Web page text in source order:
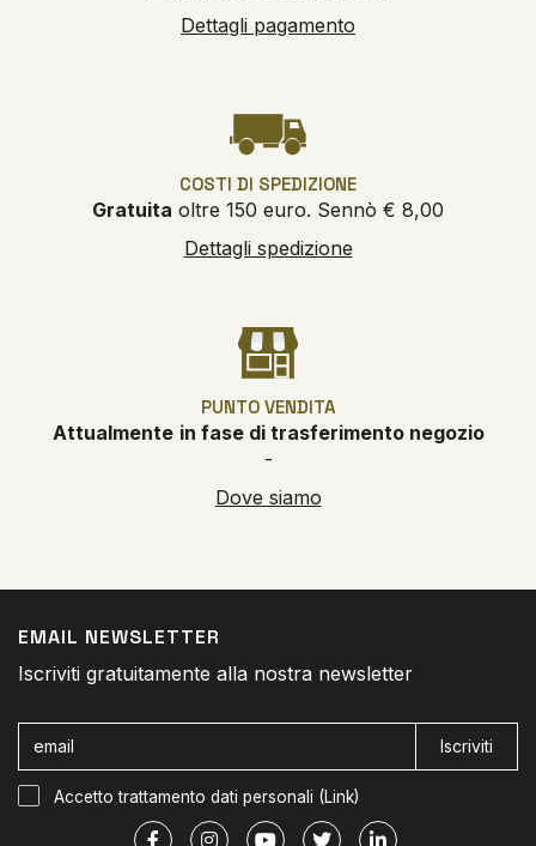
Dettagli pagamento
COSTI DI SPEDIZIONE
Gratuita oltre 150 euro. Sennò € 8,00
Dettagli spedizione
PUNTO VENDITA
Attualmente in fase di trasferimento negozio
-
Dove siamo
EMAIL NEWSLETTER
Iscriviti gratuitamente alla nostra newsletter
Iscriviti
Accetto trattamento dati personali (Link)